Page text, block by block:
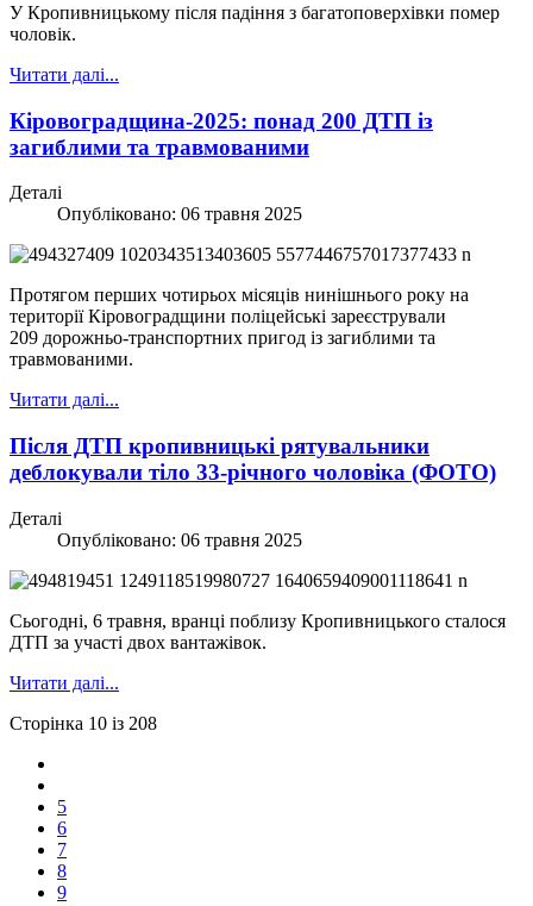
У Кропивницькому після падіння з багатоповерхівки помер
чоловік.
Читати далі...
Кіровоградщина-2025: понад 200 ДТП із
загиблими та травмованими
Деталі
Опубліковано: 06 травня 2025
Протягом перших чотирьох місяців нинішнього року на
території Кіровоградщини поліцейські зареєстрували
209 дорожньо-транспортних пригод із загиблими та
травмованими.
Читати далі...
Після ДТП кропивницькі рятувальники
деблокували тіло 33-річного чоловіка (ФОТО)
Деталі
Опубліковано: 06 травня 2025
Сьогодні, 6 травня, вранці поблизу Кропивницького сталося
ДТП за участі двох вантажівок.
Читати далі...
Сторінка 10 із 208
5
6
7
8
9